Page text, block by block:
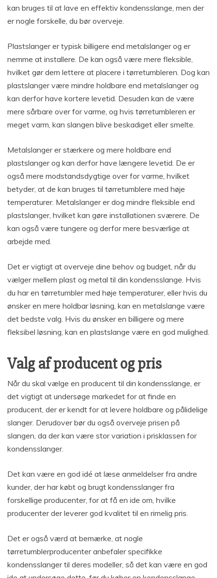
kan bruges til at lave en effektiv kondensslange, men der
er nogle forskelle, du bør overveje.
Plastslanger er typisk billigere end metalslanger og er
nemme at installere. De kan også være mere fleksible,
hvilket gør dem lettere at placere i tørretumbleren. Dog kan
plastslanger være mindre holdbare end metalslanger og
kan derfor have kortere levetid. Desuden kan de være
mere sårbare over for varme, og hvis tørretumbleren er
meget varm, kan slangen blive beskadiget eller smelte.
Metalslanger er stærkere og mere holdbare end
plastslanger og kan derfor have længere levetid. De er
også mere modstandsdygtige over for varme, hvilket
betyder, at de kan bruges til tørretumblere med høje
temperaturer. Metalslanger er dog mindre fleksible end
plastslanger, hvilket kan gøre installationen sværere. De
kan også være tungere og derfor mere besværlige at
arbejde med.
Det er vigtigt at overveje dine behov og budget, når du
vælger mellem plast og metal til din kondensslange. Hvis
du har en tørretumbler med høje temperaturer, eller hvis du
ønsker en mere holdbar løsning, kan en metalslange være
det bedste valg. Hvis du ønsker en billigere og mere
fleksibel løsning, kan en plastslange være en god mulighed.
Valg af producent og pris
Når du skal vælge en producent til din kondensslange, er
det vigtigt at undersøge markedet for at finde en
producent, der er kendt for at levere holdbare og pålidelige
slanger. Derudover bør du også overveje prisen på
slangen, da der kan være stor variation i prisklassen for
kondensslanger.
Det kan være en god idé at læse anmeldelser fra andre
kunder, der har købt og brugt kondensslanger fra
forskellige producenter, for at få en ide om, hvilke
producenter der leverer god kvalitet til en rimelig pris.
Det er også værd at bemærke, at nogle
tørretumblerproducenter anbefaler specifikke
kondensslanger til deres modeller, så det kan være en god